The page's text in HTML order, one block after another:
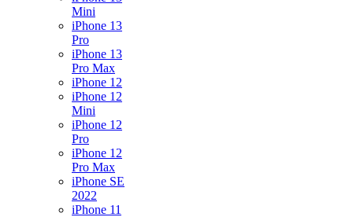
Mini
iPhone 13
Pro
iPhone 13
Pro Max
iPhone 12
iPhone 12
Mini
iPhone 12
Pro
iPhone 12
Pro Max
iPhone SE
2022
iPhone 11